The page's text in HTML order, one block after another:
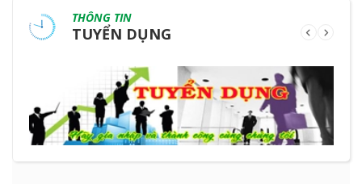
THÔNG TIN
TUYỂN DỤNG